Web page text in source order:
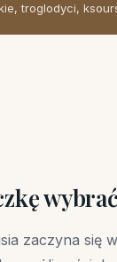
troglodyci,
zaczyna się w